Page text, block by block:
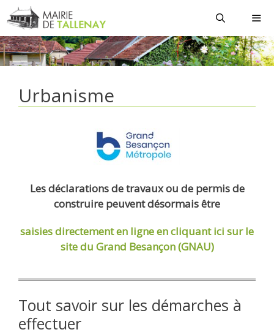
Aller
au
contenu
Urbanisme
Les déclarations de travaux ou de permis de
construire peuvent désormais être
saisies directement en ligneen cliquant ici sur le
site du Grand Besançon (GNAU)
Tout savoir sur les démarches à
effectuer